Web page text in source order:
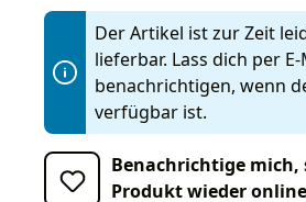
Der Artikel ist zur Zeit
lieferbar. Lass dich per
benachrichtigen, wenn
verfügbar ist.
Benachrichtige mich,
Produkt wieder